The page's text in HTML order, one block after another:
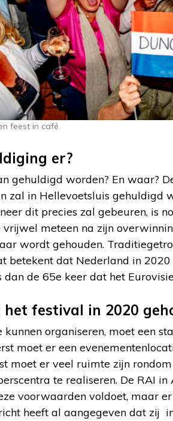
feest in café.
er?
gehuldigd worden? En waar?
zal in Hellevoetsluis gehuldigd
dit precies zal gebeuren, is
meteen na zijn
wordt gehouden.
betekent dat Nederland in
dan de 65e keer dat het
festival in 2020
kunnen organiseren, moet een
moet er een
moet er veel ruimte zijn
te realiseren. De RAI
voorwaarden voldoet, maar
heeft al aangegeven dat zij